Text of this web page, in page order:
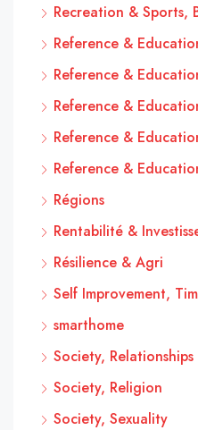
Recreation & Sports,
Reference &
Reference &
Reference &
Reference &
Reference &
Régions
Rentabilité &
Résilience & Agri
Self Improvement,
smarthome
Society, Relationships
Society, Religion
Society, Sexuality